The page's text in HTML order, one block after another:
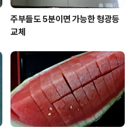
주부들도 5분이면 가능한 형광등
교체